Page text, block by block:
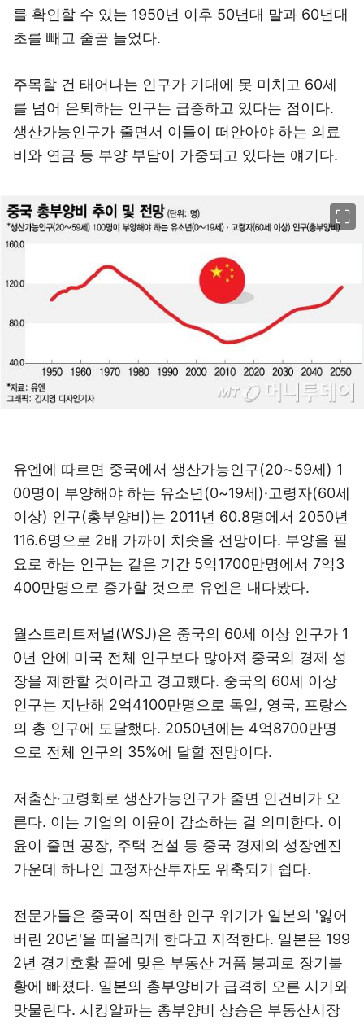
를 확인할 수 있는 1950년 이후 50년대 말과 60년대
초를 빼고 줄곧 늘었다.
주목할 건 태어나는 인구가 기대에 못 미치고 60세
를 넘어 은퇴하는 인구는 급증하고 있다는 점이다.
생산가능인구가 줄면서 이들이 떠안아야 하는 의료
비와 연금 등 부양 부담이 가중되고 있다는 얘기다.
유엔에 따르면 중국에서 생산가능인구(20∼59세) 1
00명이 부양해야 하는 유소년(0~19세)·고령자(60세
이상) 인구(총부양비)는 2011년 60.8명에서 2050년
116.6명으로 2배 가까이 치솟을 전망이다. 부양을 필
요로 하는 인구는 같은 기간 5억1700만명에서 7억3
400만명으로 증가할 것으로 유엔은 내다봤다.
월스트리트저널(WSJ)은 중국의 60세 이상 인구가 1
0년 안에 미국 전체 인구보다 많아져 중국의 경제 성
장을 제한할 것이라고 경고했다. 중국의 60세 이상
인구는 지난해 2억4100만명으로 독일, 영국, 프랑스
의 총 인구에 도달했다. 2050년에는 4억8700만명
으로 전체 인구의 35%에 달할 전망이다.
저출산·고령화로 생산가능인구가 줄면 인건비가 오
른다. 이는 기업의 이윤이 감소하는 걸 의미한다. 이
윤이 줄면 공장, 주택 건설 등 중국 경제의 성장엔진
가운데 하나인 고정자산투자도 위축되기 쉽다.
전문가들은 중국이 직면한 인구 위기가 일본의 '잃어
버린 20년'을 떠올리게 한다고 지적한다. 일본은 199
2년 경기호황 끝에 맞은 부동산 거품 붕괴로 장기불
황에 빠졌다. 일본의 총부양비가 급격히 오른 시기와
맞물린다. 시킹알파는 총부양비 상승은 부동산시장